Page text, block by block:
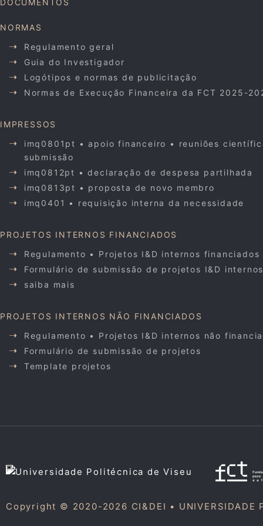
NORMAS
Regulamento geral
Guia do Investigador
Logótipos e normas de publicitação
Normas de Execução Financeira da FCT 2025-
IMPRESSOS
imq0801pt • apoio financeiro • reuniões
submissão
imq0812pt • declaração de despesa partilhada
imq0813pt • proposta de novo membro
imq0401 • requisição interna da necessidade
PROJETOS INTERNOS FINANCIADOS
Regulamento • Projetos I&D internos financiados
Formulário de submissão de projetos I&D
saiba mais
PROJETOS INTERNOS NÃO FINANCIADOS
Regulamento • Projetos I&D internos não
Formulário de submissão de projetos
Template projetos
Copyright © 2020-2026 CI&DEI • UNIVERSIDADE